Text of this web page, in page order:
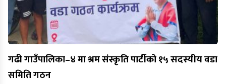
गढी गाउँपालिका–४ मा श्रम संस्कृति पार्टीको १५ सदस्यीय वडा
समिति गठन